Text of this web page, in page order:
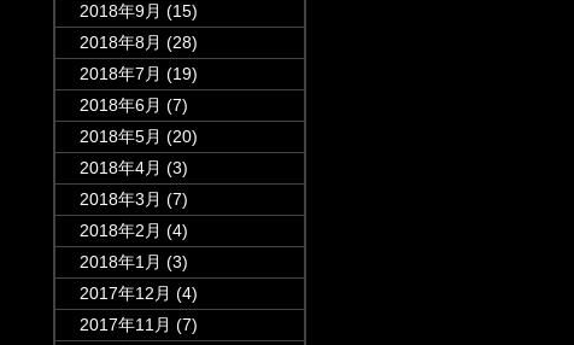
2018年9月 (15)
2018年8月 (28)
2018年7月 (19)
2018年6月 (7)
2018年5月 (20)
2018年4月 (3)
2018年3月 (7)
2018年2月 (4)
2018年1月 (3)
2017年12月 (4)
2017年11月 (7)